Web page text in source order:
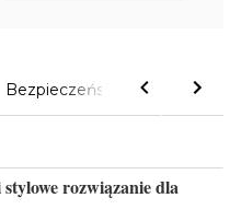
Bezpieczeństwo
rozwiązanie dla